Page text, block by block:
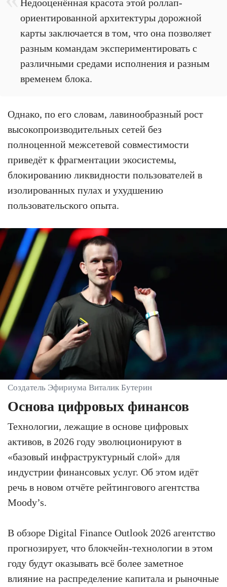
Недооценённая красота этой роллап-
ориентированной архитектуры дорожной
карты заключается в том, что она позволяет
разным командам экспериментировать с
различными средами исполнения и разным
временем блока.
Однако, по его словам, лавинообразный рост
высокопроизводительных сетей без
полноценной межсетевой совместимости
приведёт к фрагментации экосистемы,
блокированию ликвидности пользователей в
изолированных пулах и ухудшению
пользовательского опыта.
Создатель Эфириума Виталик Бутерин
Основа цифровых финансов
Технологии, лежащие в основе цифровых
активов, в 2026 году эволюционируют в
«базовый инфраструктурный слой» для
индустрии финансовых услуг. Об этом идёт
речь в новом отчёте рейтингового агентства
Moody’s.
В обзоре Digital Finance Outlook 2026 агентство
прогнозирует, что блокчейн-технологии в этом
году будут оказывать всё более заметное
влияние на распределение капитала и рыночные